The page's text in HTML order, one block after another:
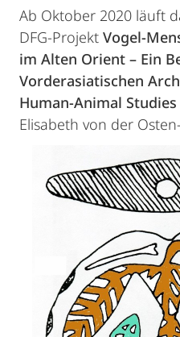
Ab Oktober 2020 läuft
DFG-Projekt Vogel-
im Alten Orient – Ein
Vorderasiatischen
Human-Animal Studies
Elisabeth von der